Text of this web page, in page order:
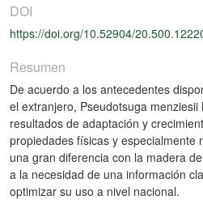
DOI
https://doi.org/10.52904/
Resumen
De acuerdo a los antecedentes
el extranjero, Pseudotsuga
resultados de adaptación y
propiedades físicas y especialmente
una gran diferencia con la madera
a la necesidad de una información
optimizar su uso a nivel nacional.